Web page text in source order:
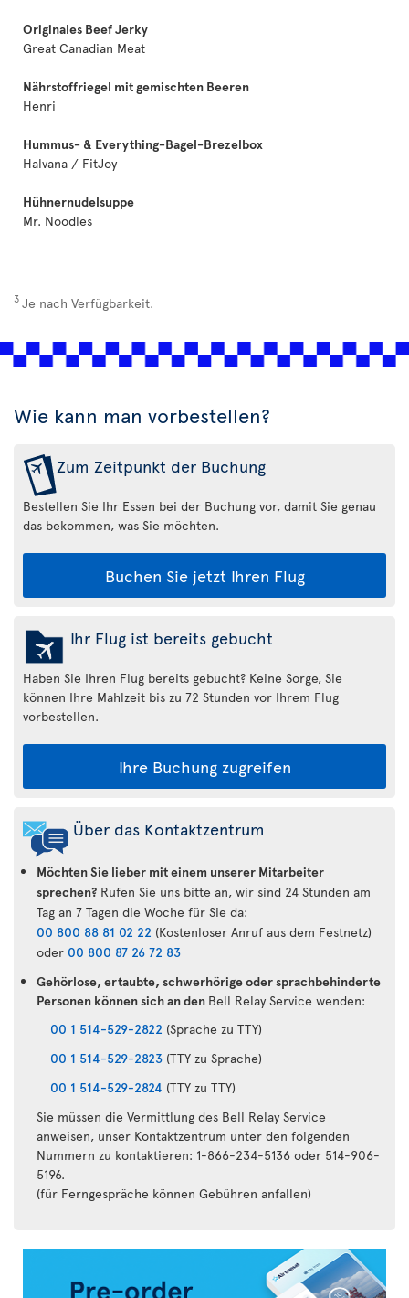
Originales Beef Jerky
Great Canadian Meat
Nährstoffriegel mit gemischten Beeren
Henri
Hummus- & Everything-Bagel-Brezelbox
Halvana / FitJoy
Hühnernudelsuppe
Mr. Noodles
3 Je nach Verfügbarkeit.
Wie kann man vorbestellen?
Zum Zeitpunkt der Buchung
Bestellen Sie Ihr Essen bei der Buchung vor, damit Sie genau
das bekommen, was Sie möchten.
Buchen Sie jetzt Ihren Flug
Ihr Flug ist bereits gebucht
Haben Sie Ihren Flug bereits gebucht? Keine Sorge, Sie
können Ihre Mahlzeit bis zu 72 Stunden vor Ihrem Flug
vorbestellen.
Ihre Buchung zugreifen
Über das Kontaktzentrum
Möchten Sie lieber mit einem unserer Mitarbeiter
sprechen? Rufen Sie uns bitte an, wir sind 24 Stunden am
Tag an 7 Tagen die Woche für Sie da:
00 800 88 81 02 22 (Kostenloser Anruf aus dem Festnetz)
oder 00 800 87 26 72 83
Gehörlose, ertaubte, schwerhörige oder sprachbehinderte
Personen können sich an den Bell Relay Service wenden:
00 1 514-529-2822 (Sprache zu TTY)
00 1 514-529-2823 (TTY zu Sprache)
00 1 514-529-2824 (TTY zu TTY)
Sie müssen die Vermittlung des Bell Relay Service
anweisen, unser Kontaktzentrum unter den folgenden
Nummern zu kontaktieren: 1-866-234-5136 oder 514-906-
5196.
(für Ferngespräche können Gebühren anfallen)
Transat